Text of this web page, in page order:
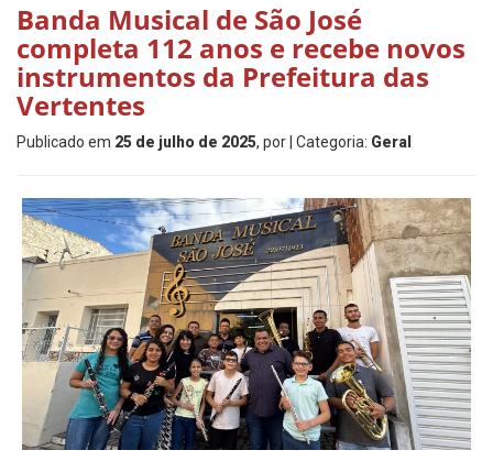
Banda Musical de São José
completa 112 anos e recebe novos
instrumentos da Prefeitura das
Vertentes
Publicado em 25 de julho de 2025, por | Categoria: Geral